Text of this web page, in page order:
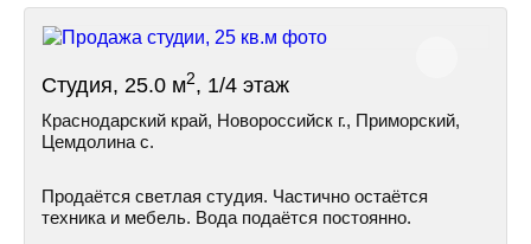
Студия, 25.0 м2, 1/4 этаж
Краснодарский край, Новороссийск г., Приморский,
Цемдолина с.
Продаётся светлая студия. Частично остаётся
техника и мебель. Вода подаётся постоянно.